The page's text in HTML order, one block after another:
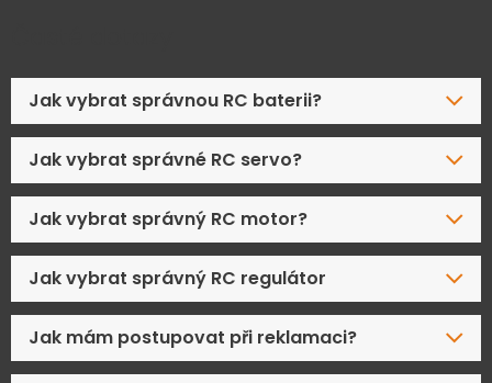
Jak vybrat správnou RC baterii?
Jak vybrat správné RC servo?
Jak vybrat správný RC motor?
Jak vybrat správný RC regulátor
Jak mám postupovat při reklamaci?